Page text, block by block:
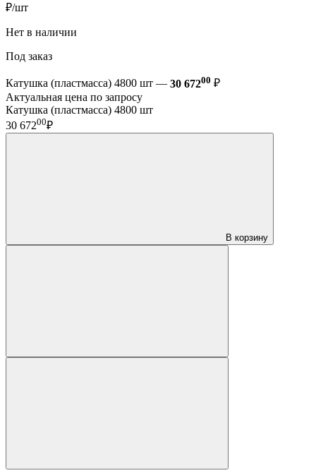
₽/шт
Нет в наличии
Под заказ
Катушка (пластмасса) 4800 шт — 30 67200 ₽
Актуальная цена по запросу
Катушка (пластмасса) 4800 шт
30 67200₽
В корзину